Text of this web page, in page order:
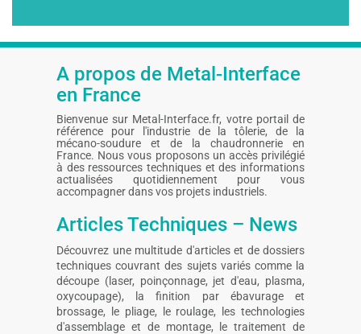
A propos de Metal-Interface
en France
Bienvenue sur Metal-Interface.fr, votre portail de
référence pour l'industrie de la tôlerie, de la
mécano-soudure et de la chaudronnerie en
France. Nous vous proposons un accès privilégié
à des ressources techniques et des informations
actualisées quotidiennement pour vous
accompagner dans vos projets industriels.
Articles Techniques – News
Découvrez une multitude d'articles et de dossiers
techniques couvrant des sujets variés comme la
découpe (laser, poinçonnage, jet d'eau, plasma,
oxycoupage), la finition par ébavurage et
brossage, le pliage, le roulage, les technologies
d'assemblage et de montage, le traitement de